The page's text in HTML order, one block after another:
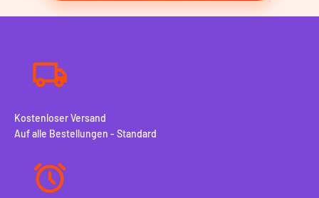
Kostenloser Versand
Auf alle Bestellungen - Standard